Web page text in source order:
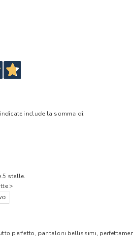
include la somma di:
5 stelle.
>
perfetto, pantaloni bellissimi,